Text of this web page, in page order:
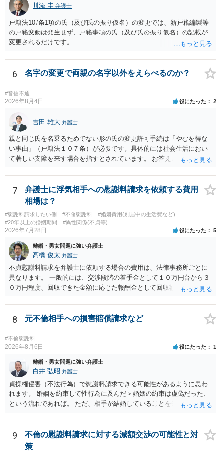
ょう。 ただし、もし上記の理由の主張が難しい場合でも、一定期間通
称名を使用して、その後にいわゆる永年使用を理由とする許可申立て
を選択すれば、比較的緩やかに認められます。 氏の変更については、
本件では、(1)子の氏の変更許可（民法791条1項）と、(2)戸籍法107条1
項の氏の変更許可の2種類が考えられます。 (1)については、ご両親が
父の氏を称したいというケースが多い）。法律上は特に明文の要件が
変更許可の場合、あなたは現在の戸籍からもう一方の親への戸籍に入
籍する（戻る）という戸籍変動になるため、成人した子からの変更許
可申立てにおいては、入籍先である親（及びそこに同籍している配偶
者や15歳以上の子）の同意があるかどうかが重視されるケースが多い
です。 (2)については、「やむを得ない事由」が必要とされます。これ
は、名の変更許可よりも厳重な要件であるとされ、本件のような精神
的・心理的な理由ではなかなかハードルが高いところですが、親から
性的虐待を受けていたケースで氏変更を許可した事案がありますの
立て前に分籍届によってあなたの単独戸籍を編成しておく必要がある
でしょう。 法的に検討すべき課題が多いため、弁護士へ相談されるこ
とをお勧めします。
川添 圭 弁護士
戸籍法107条1項の氏（及び氏の振り仮名）の変更では、新戸籍編製等
の戸籍変動は発生せず、戸籍事項の氏（及び氏の振り仮名）の記載が
変更されるだけです。
6 名字の変更で両親の名字以外をえらべるのか？
#音信不通
2026年8月4日 役にたった 2
吉田 雄大 弁護士
親と同じ氏を名乗るためでない形の氏の変更許可手続は「やむを得な
い事由」（戸籍法１０７条）が必要です。具体的には社会生活におい
て著しい支障を来す場合を指すとされています。 お答えとしては、理
支障」の具体的判断の中で、現在の氏を使い続けることがなぜよくな
いのかが審理判断されることになる、というものになります。
7
弁護士に浮気相手への慰謝料請求を依頼する費用
相場は？
#慰謝料請求したい側 #不倫慰謝料
#婚姻費用(別居中の生活費など)
#20年以上の婚姻期間
#異性関係(不貞等)
2026年7月28日 役にたった 5
離婚・男女問題に強い弁護士
髙橋 俊太 弁護士
不貞慰謝料請求を弁護士に依頼する場合の費用は、法律事務所ごとに
異なります。 一般的には、交渉段階の着手金として１０万円台から３
０万円程度、回収できた金額に応じた報酬金として回収額の１０％か
には、追加着手金や日当、実費が発生することもあります。 もっと
も、証拠が十分にあるか、相手方の住所・勤務先が分かるか、慰謝料
額、離婚の有無、交渉で終わるか訴訟まで見込むかによって、費用は
変わり得ます。依頼前に、交渉だけの場合、訴訟になった場合、回収
できなかった場合の費用を確認しておくとよいでしょう。 弁護士選び
通しを過度に楽観的に言い過ぎないか、質問に具体的に答えてくれる
か、連絡方法（メール、電話、弁護士直接か事務局員を介するかな
ど）や対応スピードが合うかを確認するとよいと思います。いずれに
しましても、弁護士への相談・依頼にあたっては、証拠資料、夫と相
手方の関係、相手方の氏名・住所等、夫婦関係への影響、離婚予定の
8 元不倫相手への損害賠償請求など
#不倫慰謝料
2026年8月6日 役にたった 1
離婚・男女問題に強い弁護士
白井 弘昭 弁護士
貞操権侵害（不法行為）で慰謝料請求できる可能性があるように思わ
れます。 婚姻を約束して性行為に及んだ＞婚姻の約束は虚偽だった、
という流れであれば。 ただ、相手が結婚していることを知って行為に
性も認められそうですので、あまり慰謝料は高額にならないように思
われます。 一度、最寄りの弁護士に相談してみてください。
9
不倫の慰謝料請求に対する減額交渉の可能性と対
策